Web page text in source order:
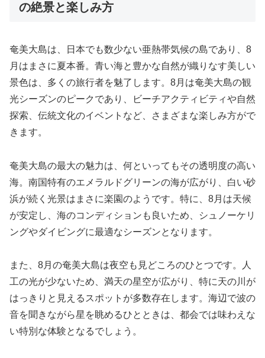
の絶景と楽しみ方
奄美大島は、日本でも数少ない亜熱帯気候の島であり、8
月はまさに夏本番。青い海と豊かな自然が織りなす美しい
景色は、多くの旅行者を魅了します。8月は奄美大島の観
光シーズンのピークであり、ビーチアクティビティや自然
探索、伝統文化のイベントなど、さまざまな楽しみ方がで
きます。
奄美大島の最大の魅力は、何といってもその透明度の高い
海。南国特有のエメラルドグリーンの海が広がり、白い砂
浜が続く光景はまさに楽園のようです。特に、8月は天候
が安定し、海のコンディションも良いため、シュノーケリ
ングやダイビングに最適なシーズンとなります。
また、8月の奄美大島は夜空も見どころのひとつです。人
工の光が少ないため、満天の星空が広がり、特に天の川が
はっきりと見えるスポットが多数存在します。海辺で波の
音を聞きながら星を眺めるひとときは、都会では味わえな
い特別な体験となるでしょう。